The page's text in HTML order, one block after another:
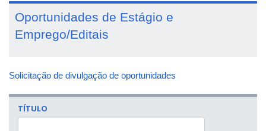
Oportunidades de Estágio e
Emprego/Editais
Solicitação de divulgação de oportunidades
TÍTULO